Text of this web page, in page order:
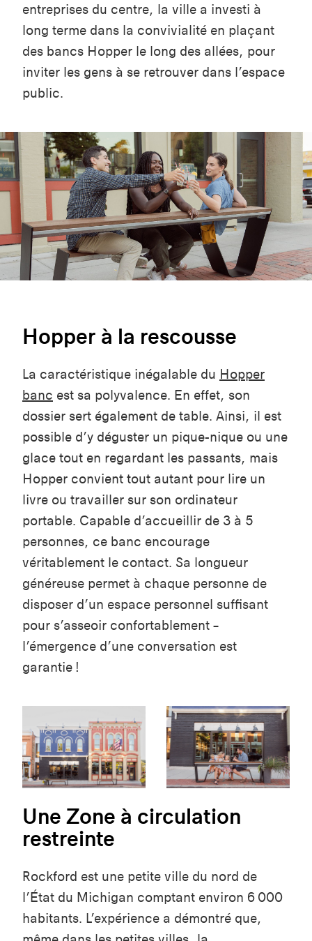
entreprises du centre, la ville a investi à
long terme dans la convivialité en plaçant
des bancs Hopper le long des allées, pour
inviter les gens à se retrouver dans l’espace
public.
Hopper à la rescousse
La caractéristique inégalable du Hopper
banc est sa polyvalence. En effet, son
dossier sert également de table. Ainsi, il est
possible d’y déguster un pique-nique ou une
glace tout en regardant les passants, mais
Hopper convient tout autant pour lire un
livre ou travailler sur son ordinateur
portable. Capable d’accueillir de 3 à 5
personnes, ce banc encourage
véritablement le contact. Sa longueur
généreuse permet à chaque personne de
disposer d’un espace personnel suffisant
pour s’asseoir confortablement –
l’émergence d’une conversation est
garantie !
Une Zone à circulation
restreinte
Rockford est une petite ville du nord de
l’État du Michigan comptant environ 6 000
habitants. L’expérience a démontré que,